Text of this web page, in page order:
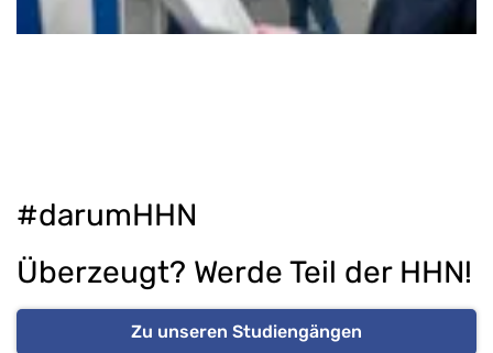
#darumHHN
Überzeugt? Werde Teil der HHN!
Zu unseren Studiengängen